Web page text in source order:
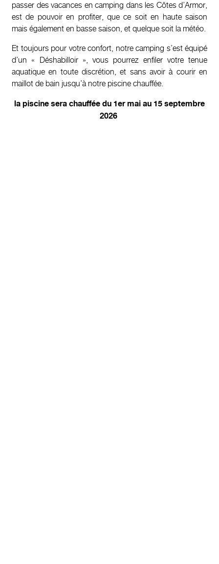
passer des vacances en camping dans les Côtes d’Armor,
est de pouvoir en profiter, que ce soit en haute saison
mais également en basse saison, et quelque soit la météo.
Et toujours pour votre confort, notre camping s’est équipé
d’un « Déshabilloir », vous pourrez enfiler votre tenue
aquatique en toute discrétion, et sans avoir à courir en
maillot de bain jusqu’à notre piscine chauffée.
la piscine sera chauffée du 1er mai au 15 septembre
2026